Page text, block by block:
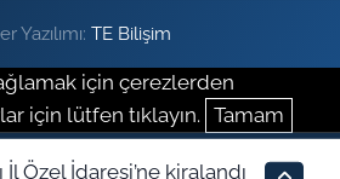
Yazılımı: TE Bilişim
için çerezlerden
için lütfen tıklayın. Tamam
İl Özel İdaresi’ne kiralandı